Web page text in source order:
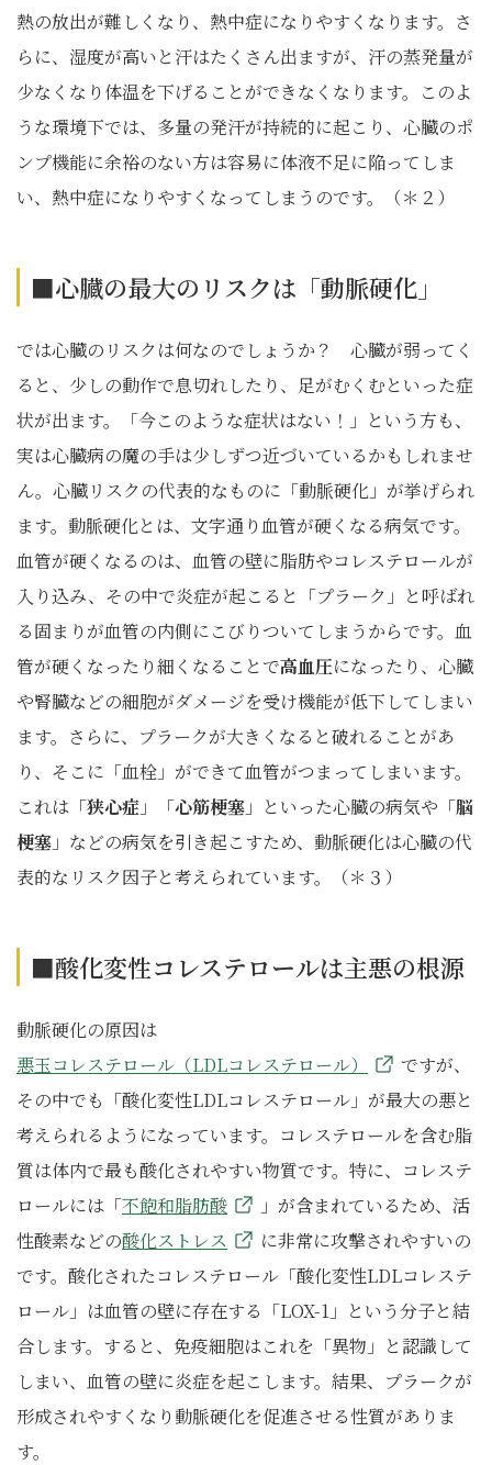
熱の放出が難しくなり、熱中症になりやすくなります。さ
らに、湿度が高いと汗はたくさん出ますが、汗の蒸発量が
少なくなり体温を下げることができなくなります。このよ
うな環境下では、多量の発汗が持続的に起こり、心臓のポ
ンプ機能に余裕のない方は容易に体液不足に陥ってしま
い、熱中症になりやすくなってしまうのです。（＊２）
■心臓の最大のリスクは「動脈硬化」
では心臓のリスクは何なのでしょうか？ 心臓が弱ってく
ると、少しの動作で息切れしたり、足がむくむといった症
状が出ます。「今このような症状はない！」という方も、
実は心臓病の魔の手は少しずつ近づいているかもしれませ
ん。心臓リスクの代表的なものに「動脈硬化」が挙げられ
ます。動脈硬化とは、文字通り血管が硬くなる病気です。
血管が硬くなるのは、血管の壁に脂肪やコレステロールが
入り込み、その中で炎症が起こると「プラーク」と呼ばれ
る固まりが血管の内側にこびりついてしまうからです。血
管が硬くなったり細くなることで高血圧になったり、心臓
や腎臓などの細胞がダメージを受け機能が低下してしまい
ます。さらに、プラークが大きくなると破れることがあ
り、そこに「血栓」ができて血管がつまってしまいます。
これは「狭心症 」「心筋梗塞 」といった心臓の病気や「脳
梗塞 」などの病気を引き起こすため、動脈硬化は心臓の代
表的なリスク因子と考えられています。（＊３）
■酸化変性コレステロールは主悪の根源
動脈硬化の原因は
悪玉コレステロール（LDLコレステロール）
ですが、
その中でも「酸化変性LDLコレステロール」が最大の悪と
考えられるようになっています。コレステロールを含む脂
質は体内で最も酸化されやすい物質です。特に、コレステ
ロールには「不飽和脂肪酸
」が含まれているため、活
性酸素などの酸化ストレス
に非常に攻撃されやすいの
です。酸化されたコレステロール「酸化変性LDLコレステ
ロール」は血管の壁に存在する「LOX-1」という分子と結
合します。すると、免疫細胞はこれを「異物」と認識して
しまい、血管の壁に炎症を起こします。結果、プラークが
形成されやすくなり動脈硬化を促進させる性質がありま
す。